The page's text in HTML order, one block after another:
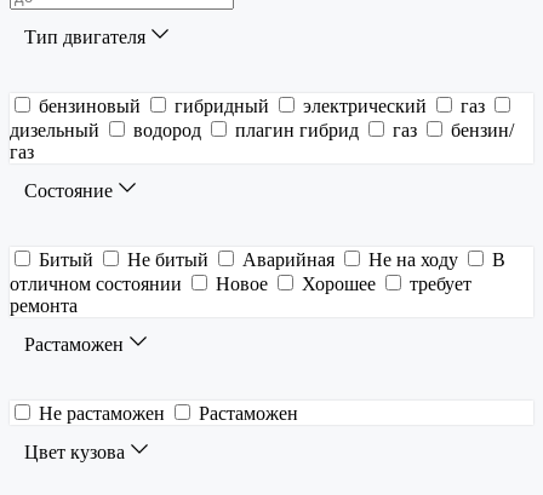
Тип двигателя
бензиновый гибридный электрический
газ
дизельный
водород плагин гибрид газ
бензин/
газ
Состояние
Битый Не битый Аварийная Не на ходу
В
отличном состоянии
Новое Хорошее
требует
ремонта
Растаможен
Не растаможен
Растаможен
Цвет кузова